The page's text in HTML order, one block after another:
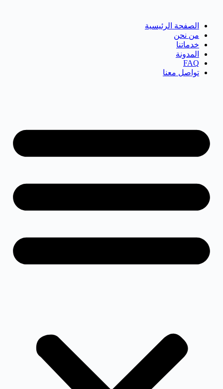
المحتوىالصفحة الرئيسية
من نحن
خدماتنا
المدونة
FAQ
تواصل معنا